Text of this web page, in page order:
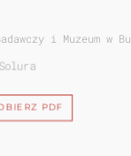
i Muzeum w
Solura
PDF